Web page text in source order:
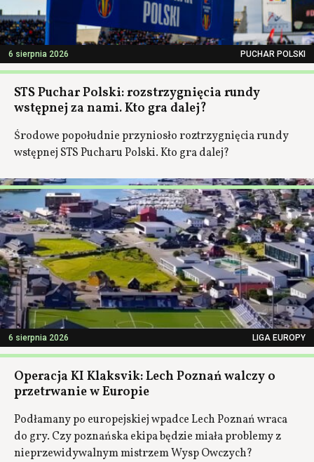
6 sierpnia 2026 PUCHAR POLSKI
STS Puchar Polski: rozstrzygnięcia rundy
wstępnej za nami. Kto gra dalej?
Środowe popołudnie przyniosło roztrzygnięcia rundy
wstępnej STS Pucharu Polski. Kto gra dalej?
6 sierpnia 2026 LIGA EUROPY
Operacja KI Klaksvik: Lech Poznań walczy o
przetrwanie w Europie
Podłamany po europejskiej wpadce Lech Poznań wraca
do gry. Czy poznańska ekipa będzie miała problemy z
nieprzewidywalnym mistrzem Wysp Owczych?